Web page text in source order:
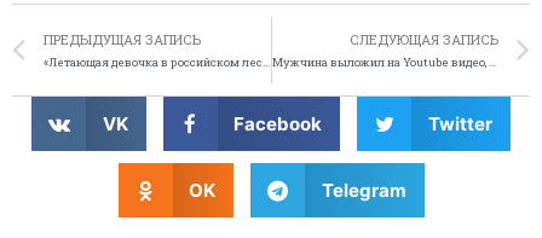
ПРЕДЫДУЩАЯ ЗАПИСЬ
«Летающая девочка в российском лесу» – хит Youtube
СЛЕДУЮЩАЯ ЗАПИСЬ
Мужчина выложил на Youtube видео, как он «угоняет от ментов»
VK Facebook Twitter
OK Telegram